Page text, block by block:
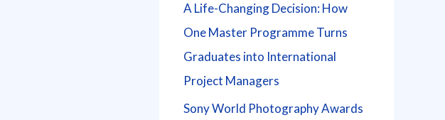
A Life-Changing Decision: How
One Master Programme Turns
Graduates into International
Project Managers
Sony World Photography Awards